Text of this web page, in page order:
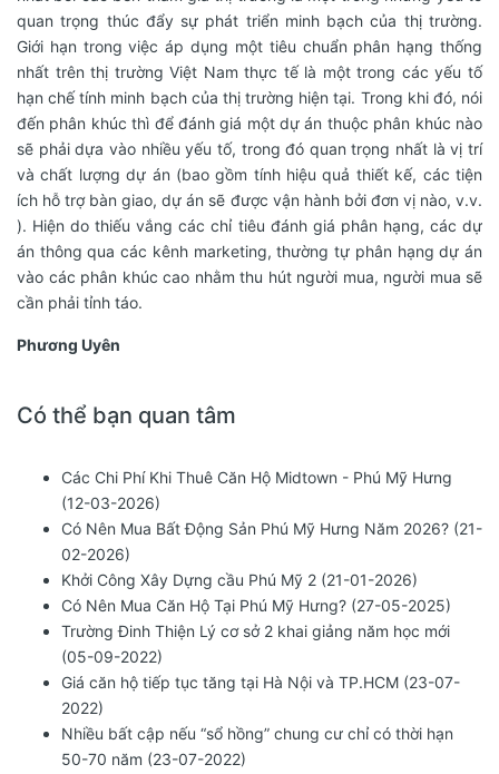
quan trọng thúc đẩy sự phát triển minh bạch của thị trường.
Giới hạn trong việc áp dụng một tiêu chuẩn phân hạng thống
nhất trên thị trường Việt Nam thực tế là một trong các yếu tố
hạn chế tính minh bạch của thị trường hiện tại. Trong khi đó, nói
đến phân khúc thì để đánh giá một dự án thuộc phân khúc nào
sẽ phải dựa vào nhiều yếu tố, trong đó quan trọng nhất là vị trí
và chất lượng dự án (bao gồm tính hiệu quả thiết kế, các tiện
ích hỗ trợ bàn giao, dự án sẽ được vận hành bởi đơn vị nào, v.v.
). Hiện do thiếu vắng các chỉ tiêu đánh giá phân hạng, các dự
án thông qua các kênh marketing, thường tự phân hạng dự án
vào các phân khúc cao nhằm thu hút người mua, người mua sẽ
cần phải tỉnh táo.
Phương Uyên
Có thể bạn quan tâm
Các Chi Phí Khi Thuê Căn Hộ Midtown - Phú Mỹ Hưng
(12-03-2026)
Có Nên Mua Bất Động Sản Phú Mỹ Hưng Năm 2026? (21-
02-2026)
Khởi Công Xây Dựng cầu Phú Mỹ 2 (21-01-2026)
Có Nên Mua Căn Hộ Tại Phú Mỹ Hưng? (27-05-2025)
Trường Đinh Thiện Lý cơ sở 2 khai giảng năm học mới
(05-09-2022)
Giá căn hộ tiếp tục tăng tại Hà Nội và TP.HCM (23-07-
2022)
Nhiều bất cập nếu “sổ hồng” chung cư chỉ có thời hạn
50-70 năm (23-07-2022)